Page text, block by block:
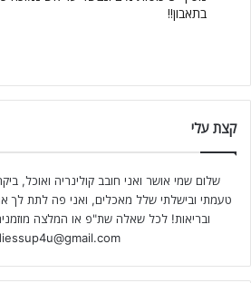
בתאבון!!
קצת עלי
שלום שמי אושר ואני חובב קולינריה ואוכל,
טעמתי ובישלתי שלל מאכלים, ואני פה לתת לך
ובריאות! לכל שאלה שת"פ או המלצה